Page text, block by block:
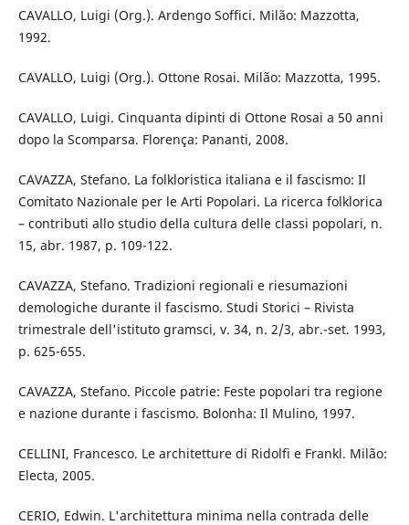
CAVALLO, Luigi (Org.). Ardengo Soffici. Milão: Mazzotta,
1992.
CAVALLO, Luigi (Org.). Ottone Rosai. Milão: Mazzotta, 1995.
CAVALLO, Luigi. Cinquanta dipinti di Ottone Rosai a 50 anni
dopo la Scomparsa. Florença: Pananti, 2008.
CAVAZZA, Stefano. La folkloristica italiana e il fascismo: Il
Comitato Nazionale per le Arti Popolari. La ricerca folklorica
– contributi allo studio della cultura delle classi popolari, n.
15, abr. 1987, p. 109-122.
CAVAZZA, Stefano. Tradizioni regionali e riesumazioni
demologiche durante il fascismo. Studi Storici – Rivista
trimestrale dell'istituto gramsci, v. 34, n. 2/3, abr.-set. 1993,
p. 625-655.
CAVAZZA, Stefano. Piccole patrie: Feste popolari tra regione
e nazione durante i fascismo. Bolonha: Il Mulino, 1997.
CELLINI, Francesco. Le architetture di Ridolfi e Frankl. Milão:
Electa, 2005.
CERIO, Edwin. L'architettura minima nella contrada delle